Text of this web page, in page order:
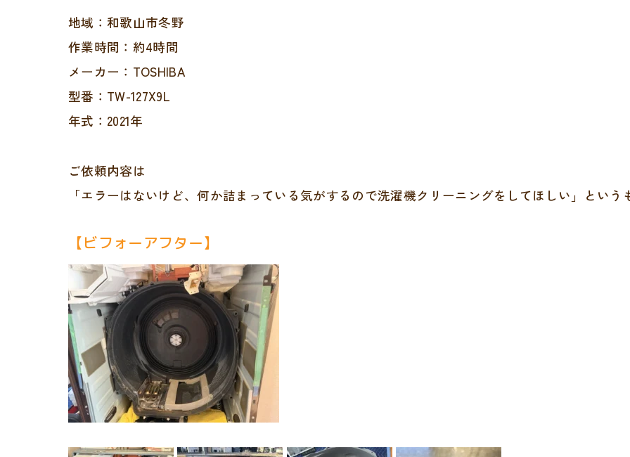
地域：和歌山市冬野
作業時間：約4時間
メーカー：TOSHIBA
型番：TW-127X9L
年式：2021年
ご依頼内容は
「エラーはないけど、何か詰まっている気がするので洗濯機クリーニングをしてほしい」という
【ビフォーアフター】